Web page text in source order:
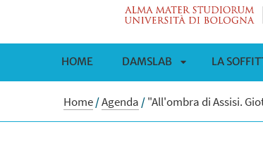
HOME DAMSLAB
APRI
LA
Home/Agenda /"All'ombra di Assisi.